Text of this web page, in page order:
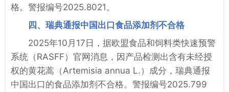
格。警报编号2025.8021。
四、瑞典通报中国出口食品添加剂不合格
2025年10月17日，据欧盟食品和饲料类快速预警
系统（RASFF）官网消息，因产品检测出含有未经授
权的黄花蒿（Artemisia annua L.）成分，瑞典通报
中国出口的食品添加剂不合格。警报编号2025.799